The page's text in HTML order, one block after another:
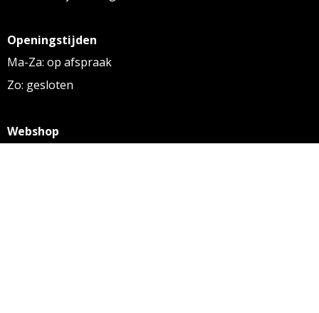
Openingstijden
Ma-Za: op afspraak
Zo: gesloten
Webshop